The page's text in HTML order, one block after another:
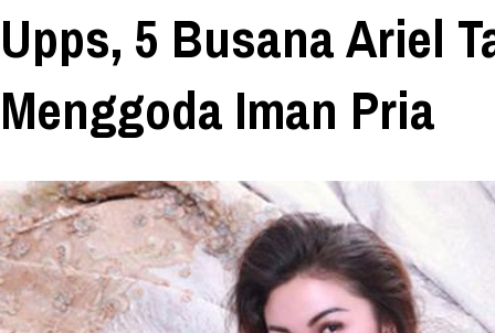
Upps, 5 Busana Ariel
Menggoda Iman Pria